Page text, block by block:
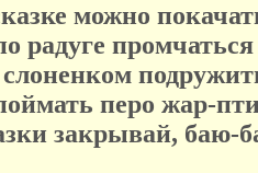
можно
радуге
перо жар-
закрывай, баю-